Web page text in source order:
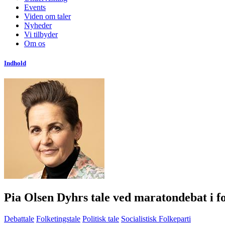
Events
Viden om taler
Nyheder
Vi tilbyder
Om os
Indhold
Pia Olsen Dyhrs tale ved maratondebat i
Debattale Folketingstale Politisk tale Socialistisk Folkeparti